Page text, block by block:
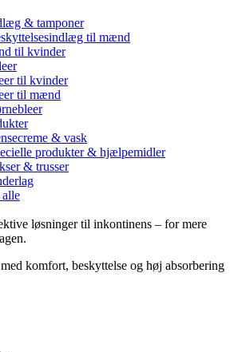
& tamponer
til mænd
til kvinder
til kvinder
til mænd
& vask
produkter & hjælpemidler
& trusser
alle
løsninger til inkontinens – for mere
komfort, beskyttelse og høj absorbering